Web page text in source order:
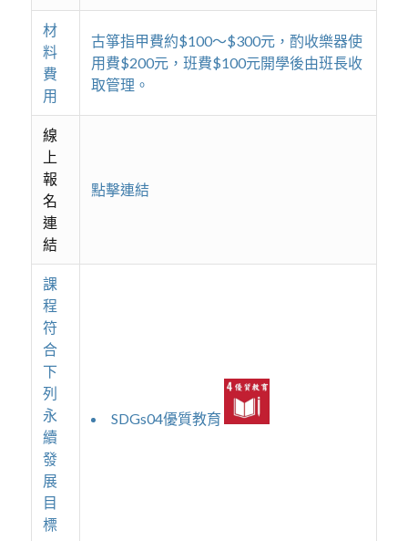
材
料
費
用
古箏指甲費約$100～$300元，酌收樂器使
用費$200元，班費$100元開學後由班長收
取管理。
線
上
報
名
連
結
點擊連結
課
程
符
合
下
列
永
續
發
展
目
標
SDGs04優質教育